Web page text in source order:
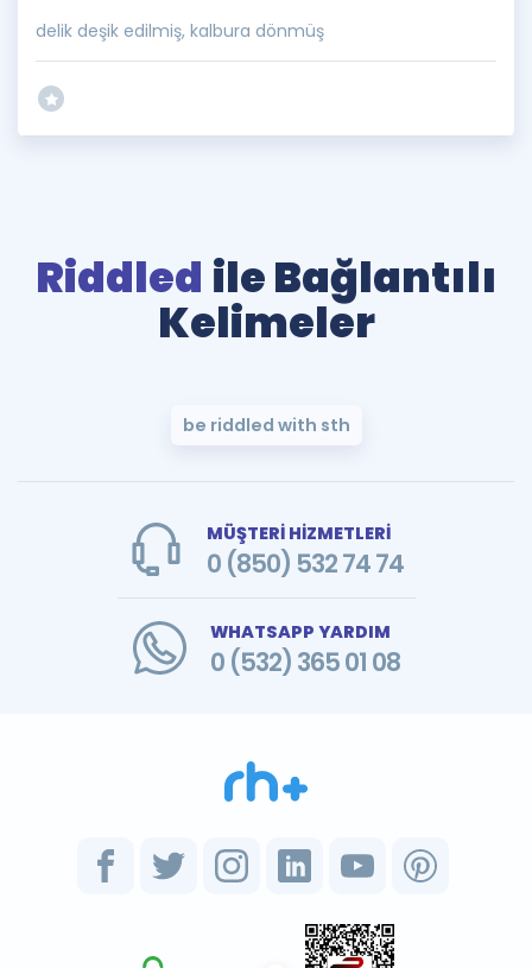
delik deşik edilmiş, kalbura dönmüş
Riddled ile Bağlantılı
Kelimeler
be riddled with sth
MÜŞTERİ HİZMETLERİ
0 (850) 532 74 74
WHATSAPP YARDIM
0 (532) 365 01 08